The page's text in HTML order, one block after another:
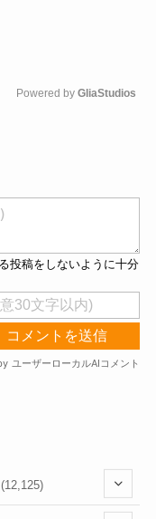
Powered by GliaStudios
(12,125)